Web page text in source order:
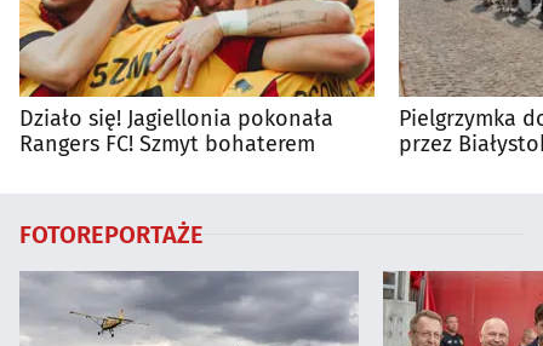
Działo się! Jagiellonia pokonała
Rangers FC! Szmyt bohaterem
Pielgrzymka
przez
FOTOREPORTAŻE